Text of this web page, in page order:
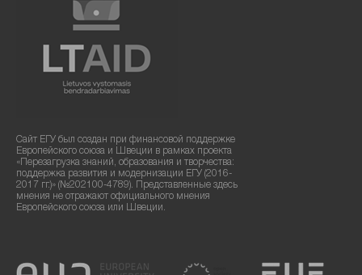
Сайт ЕГУ был создан при финансовой поддержке
Европейского союза и Швеции в рамках проекта
«Перезагрузка знаний, образования и творчества:
поддержка развития и модернизации ЕГУ (2016-
2017 гг.)» (№202100-4789). Представленные здесь
мнения не отражают официального мнения
Европейского союза или Швеции.